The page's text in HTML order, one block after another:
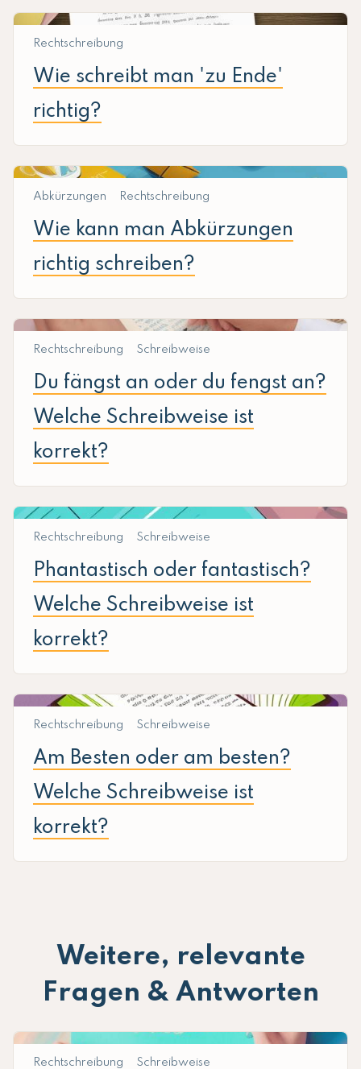
Rechtschreibung
Wie schreibt man 'zu Ende'
richtig?
Abkürzungen Rechtschreibung
Wie kann man Abkürzungen
richtig schreiben?
Rechtschreibung Schreibweise
Du fängst an oder du fengst an?
Welche Schreibweise ist
korrekt?
Rechtschreibung Schreibweise
Phantastisch oder fantastisch?
Welche Schreibweise ist
korrekt?
Rechtschreibung Schreibweise
Am Besten oder am besten?
Welche Schreibweise ist
korrekt?
Weitere, relevante
Fragen & Antworten
Rechtschreibung Schreibweise